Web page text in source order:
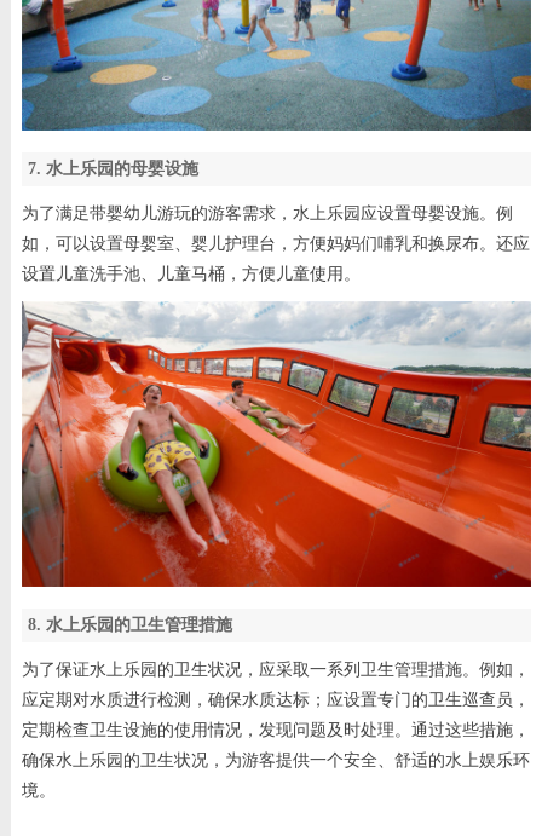
7. 水上乐园的母婴设施
为了满足带婴幼儿游玩的游客需求，水上乐园应设置母婴设施。例
如，可以设置母婴室、婴儿护理台，方便妈妈们哺乳和换尿布。还应
设置儿童洗手池、儿童马桶，方便儿童使用。
8. 水上乐园的卫生管理措施
为了保证水上乐园的卫生状况，应采取一系列卫生管理措施。例如，
应定期对水质进行检测，确保水质达标；应设置专门的卫生巡查员，
定期检查卫生设施的使用情况，发现问题及时处理。通过这些措施，
确保水上乐园的卫生状况，为游客提供一个安全、舒适的水上娱乐环
境。